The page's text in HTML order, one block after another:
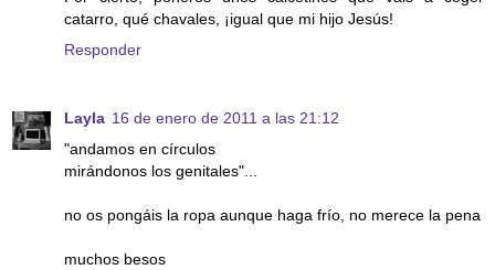
catarro, qué chavales, ¡igual que mi hijo Jesús!
Responder
Layla 16 de enero de 2011 a las 21:12
"andamos en círculos
mirándonos los genitales"...
no os pongáis la ropa aunque haga frío, no merece la pena
muchos besos